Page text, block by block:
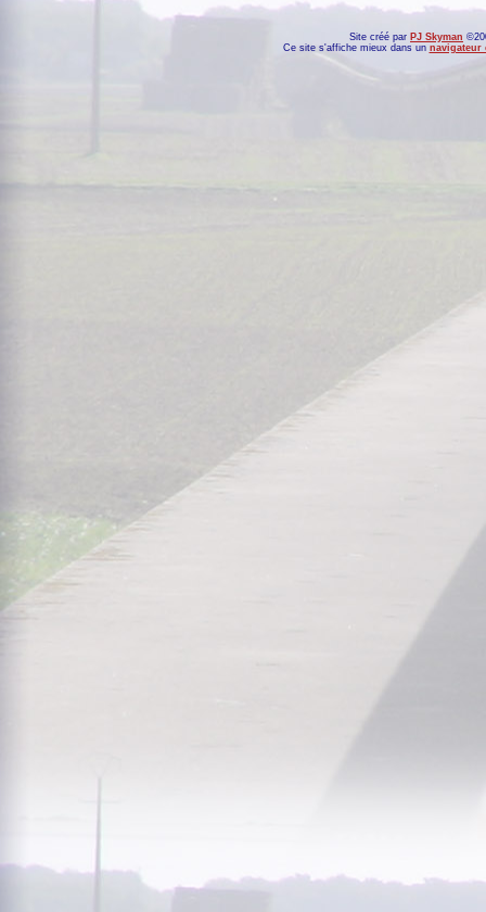
Site créé par PJ Skyman
Ce site s'affiche mieux dans un navigateur